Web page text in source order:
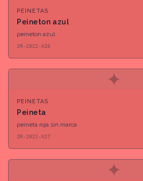
PEINETAS
Peineton azul
peineton azul
2R-2022-X26
✦
PEINETAS
Peineta
peineta roja sin marca
2R-2022-X27
✦